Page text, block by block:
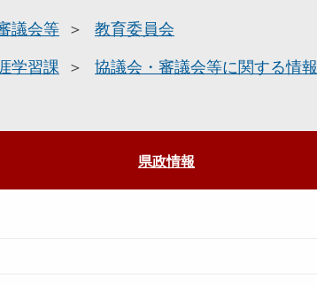
議会等 教育委員会
学習課
協議会・審議会等に関する情報
県政情報